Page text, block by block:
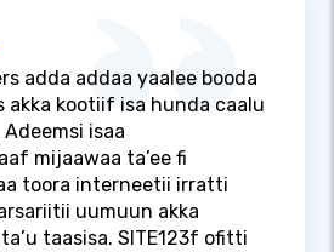
adda addaa yaalee booda
akka kootiif isa hunda caalu
isaa
mijaawaa ta’ee fi
toora interneetii irratti
uumuun akka
taasisa. SITE123f ofitti